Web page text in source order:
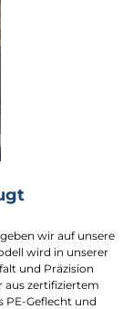
wir auf unsere
wird in unserer
und Präzision
aus zertifiziertem
PE-Geflecht und